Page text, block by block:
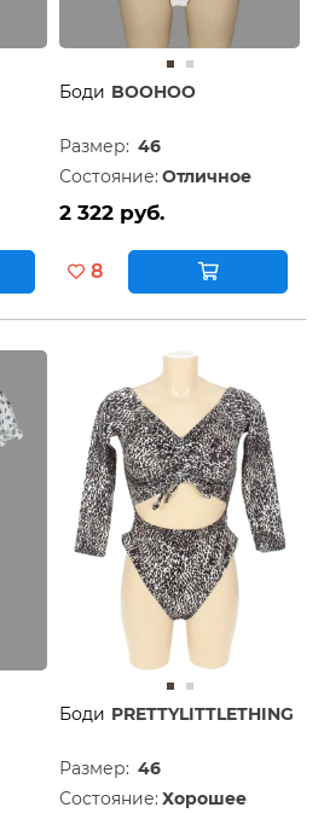
Боди BOOHOO
Размер: 46
Состояние: Отличное
2 322 руб.
8
Боди PRETTYLITTLETHING
Размер: 46
Состояние: Хорошее